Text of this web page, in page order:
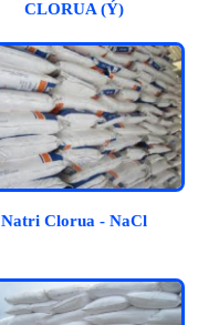
CLORUA (Ý)
Natri Clorua - NaCl